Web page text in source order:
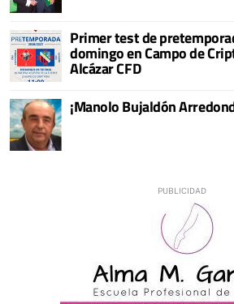
Primer test de
domingo en Campo de
Alcázar CFD
¡Manolo Bujaldón